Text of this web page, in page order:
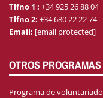
Tlfno 1 : +34 925 26 88 04
Tlfno 2: +34 680 22 22 74
Email: [email protected]
OTROS PROGRAMAS
Programa de voluntariado